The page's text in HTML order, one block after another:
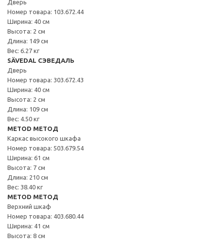
Дверь
Номер товара: 103.672.44
Ширина: 40 см
Высота: 2 см
Длина: 149 см
Вес: 6.27 кг
SÄVEDAL СЭВЕДАЛЬ
Дверь
Номер товара: 303.672.43
Ширина: 40 см
Высота: 2 см
Длина: 109 см
Вес: 4.50 кг
METOD МЕТОД
Каркас высокого шкафа
Номер товара: 503.679.54
Ширина: 61 см
Высота: 7 см
Длина: 210 см
Вес: 38.40 кг
METOD МЕТОД
Верхний шкаф
Номер товара: 403.680.44
Ширина: 41 см
Высота: 8 см